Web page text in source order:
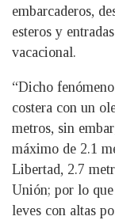
embarcaderos,
esteros y
vacacional.
“Dicho
costera con un
metros, sin
máximo de 2.1
Libertad, 2.7
Unión; por lo
leves con altas